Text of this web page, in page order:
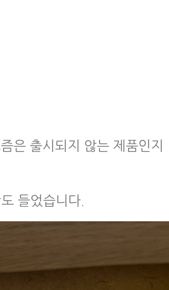
은 출시되지 않는 제품인지
들었습니다.